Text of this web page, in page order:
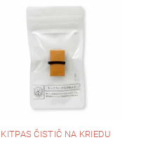
KITPAS ČISTIČ NA KRIEDU